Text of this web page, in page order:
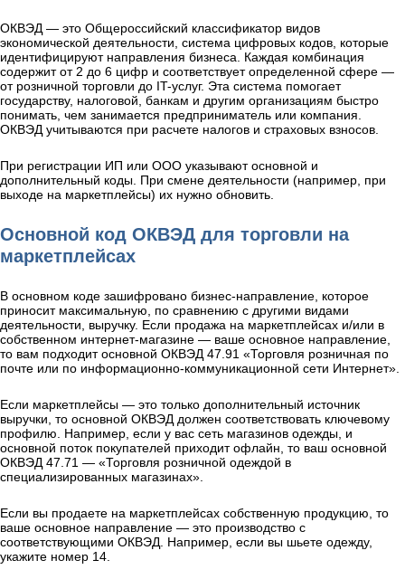
ОКВЭД — это Общероссийский классификатор видов
экономической деятельности, система цифровых кодов, которые
идентифицируют направления бизнеса. Каждая комбинация
содержит от 2 до 6 цифр и соответствует определенной сфере —
от розничной торговли до IT-услуг. Эта система помогает
государству, налоговой, банкам и другим организациям быстро
понимать, чем занимается предприниматель или компания.
ОКВЭД учитываются при расчете налогов и страховых взносов.
При регистрации ИП или ООО указывают основной и
дополнительный коды. При смене деятельности (например, при
выходе на маркетплейсы) их нужно обновить.
Основной код ОКВЭД для торговли на
маркетплейсах
В основном коде зашифровано бизнес-направление, которое
приносит максимальную, по сравнению с другими видами
деятельности, выручку. Если продажа на маркетплейсах и/или в
собственном интернет-магазине — ваше основное направление,
то вам подходит основной ОКВЭД 47.91 «Торговля розничная по
почте или по информационно-коммуникационной сети Интернет».
Если маркетплейсы — это только дополнительный источник
выручки, то основной ОКВЭД должен соответствовать ключевому
профилю. Например, если у вас сеть магазинов одежды, и
основной поток покупателей приходит офлайн, то ваш основной
ОКВЭД 47.71 — «Торговля розничной одеждой в
специализированных магазинах».
Если вы продаете на маркетплейсах собственную продукцию, то
ваше основное направление — это производство с
соответствующими ОКВЭД. Например, если вы шьете одежду,
укажите номер 14.